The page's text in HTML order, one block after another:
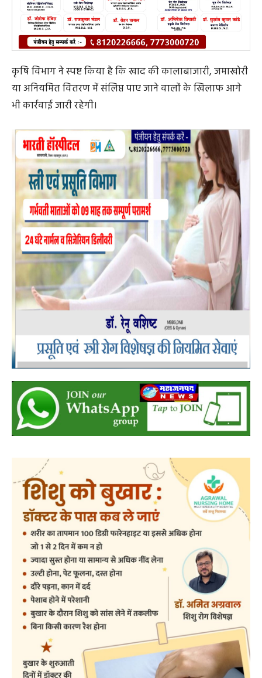
कृषि विभाग ने स्पष्ट किया है कि खाद की कालाबाजारी, जमाखोरी
या अनियमित वितरण में संलिप्त पाए जाने वालों के खिलाफ आगे
भी कार्रवाई जारी रहेगी।